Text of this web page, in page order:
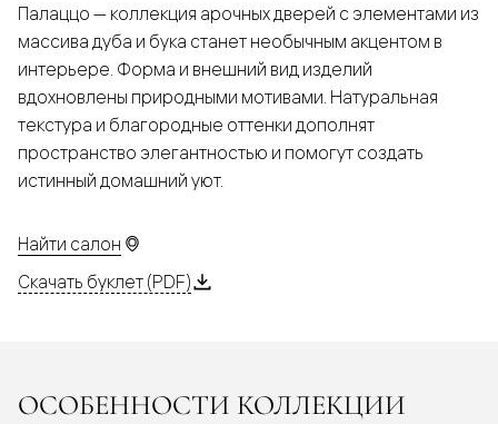
Палаццо — коллекция арочных дверей с элементами из
массива дуба и бука станет необычным акцентом в
интерьере. Форма и внешний вид изделий
вдохновлены природными мотивами. Натуральная
текстура и благородные оттенки дополнят
пространство элегантностью и помогут создать
истинный домашний уют.
Найти салон
Скачать буклет (PDF)
ОСОБЕННОСТИ КОЛЛЕКЦИИ